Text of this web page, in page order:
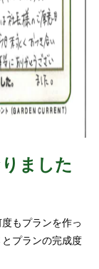
ました
もプランを作っ
プランの完成度